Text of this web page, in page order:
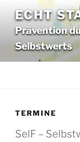
Inhalt
springen
ECHT
Prävention
Selbstwerts
TERMINE
SelF –